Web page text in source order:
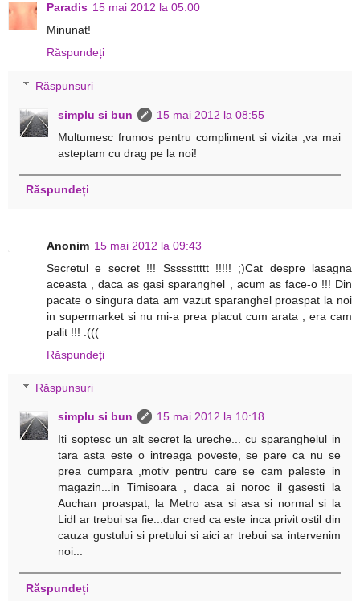
Paradis 15 mai 2012 la 05:00
Minunat!
Răspundeți
Răspunsuri
simplu si bun
15 mai 2012 la 08:55
Multumesc frumos pentru compliment si vizita ,va mai
asteptam cu drag pe la noi!
Răspundeți
Anonim 15 mai 2012 la 09:43
Secretul e secret !!! Sssssttttt !!!!! ;)Cat despre lasagna
aceasta , daca as gasi sparanghel , acum as face-o !!! Din
pacate o singura data am vazut sparanghel proaspat la noi
in supermarket si nu mi-a prea placut cum arata , era cam
palit !!! :(((
Răspundeți
Răspunsuri
simplu si bun
15 mai 2012 la 10:18
Iti soptesc un alt secret la ureche... cu sparanghelul in
tara asta este o intreaga poveste, se pare ca nu se
prea cumpara ,motiv pentru care se cam paleste in
magazin...in Timisoara , daca ai noroc il gasesti la
Auchan proaspat, la Metro asa si asa si normal si la
Lidl ar trebui sa fie...dar cred ca este inca privit ostil din
cauza gustului si pretului si aici ar trebui sa intervenim
noi...
Răspundeți